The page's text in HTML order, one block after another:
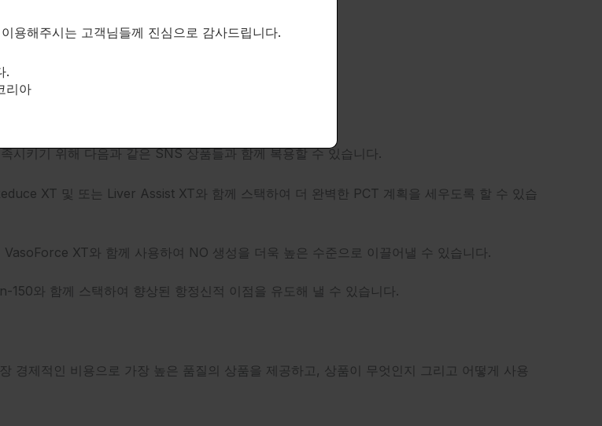
야 하며, 8주 이상
시너지 효과를 낼 수 있습니다.
시키기 위해 다음과 같은 SNS상품들과 함께 복용할 수 있습니다.
XT 및 또는 Liver Assist XT와 함께 스택하여 더 완벽한 PCT 계획을 세우도록 할 수 있습
XT와 함께 사용하여 NO 생성을 더욱 높은 수준으로 이끌어낼 수 있습니다.
와 함께 스택하여 향상된 항정신적 이점을 유도해 낼 수 있습니다.
경제적인 비용으로 가장 높은 품질의 상품을 제공하고, 상품이 무엇인지 그리고 어떻게 사용
용해주시는 고객님들께 진심으로 감사드립니다.
.
리아